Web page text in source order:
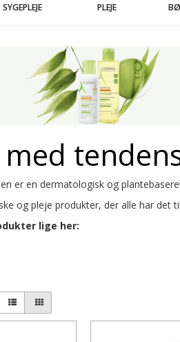
SYGEPLEJE
PLEJE
er en dermatologisk og
og pleje produkter, der alle har
lige her: